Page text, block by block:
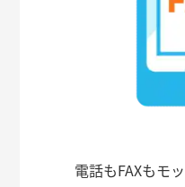
電話もFAXもモ